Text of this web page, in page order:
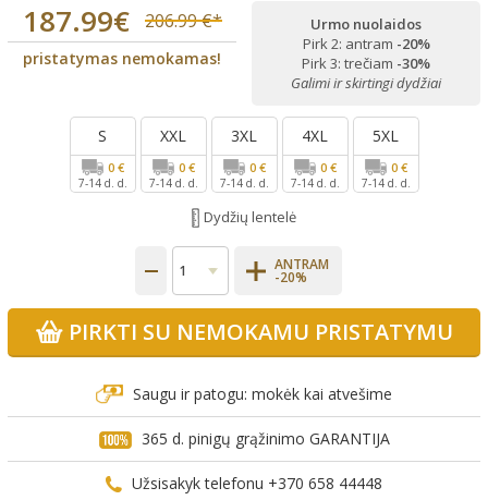
187.99€ 206.99 €*
pristatymas nemokamas!
Urmo nuolaidos
Pirk 2: antram -20%
Pirk 3: trečiam -30%
Galimi ir skirtingi dydžiai
S
0 €
7-14 d. d.
XXL
0 €
7-14 d. d.
3XL
0 €
7-14 d. d.
4XL
0 €
7-14 d. d.
5XL
0 €
7-14 d. d.
Dydžių lentelė
ANTRAM
-20%
PIRKTI SU NEMOKAMU PRISTATYMU
Saugu ir patogu: mokėk kai atvešime
365 d. pinigų grąžinimo GARANTIJA
Užsisakyk telefonu +370 658 44448